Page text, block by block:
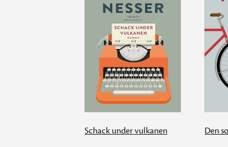
Schack under vulkanen